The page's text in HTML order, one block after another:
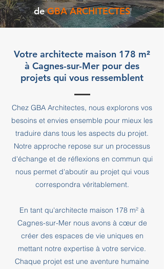
de GBA ARCHITECTES
Votre architecte maison 178 m²
à Cagnes-sur-Mer pour des
projets qui vous ressemblent
Chez GBA Architectes, nous explorons vos
besoins et envies ensemble pour mieux les
traduire dans tous les aspects du projet.
Notre approche repose sur un processus
d'échange et de réflexions en commun qui
nous permet d'aboutir au projet qui vous
correspondra véritablement.
En tant qu'architecte maison 178 m² à
Cagnes-sur-Mer nous avons à cœur de
créer des espaces de vie uniques en
mettant notre expertise à votre service.
Chaque projet est une aventure humaine